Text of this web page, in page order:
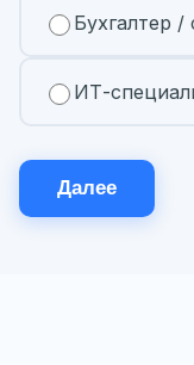
Бухгалтер /
ИТ-
Далее